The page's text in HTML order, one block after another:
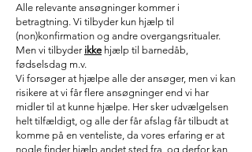
Alle relevante ansøgninger kommer i
betragtning. Vi tilbyder kun hjælp til
(non)konfirmation og andre overgangsritualer.
Men vi tilbyder ikke hjælp til barnedåb,
fødselsdag m.v.
Vi forsøger at hjælpe alle der ansøger, men vi kan
risikere at vi får flere ansøgninger end vi har
midler til at kunne hjælpe. Her sker udvælgelsen
helt tilfældigt, og alle der får afslag får tilbudt at
komme på en venteliste, da vores erfaring er at
nogle finder hjælp andet sted fra, og derfor kan